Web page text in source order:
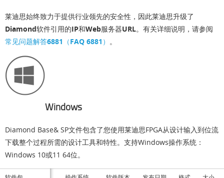
莱迪思始终致力于提供行业领先的安全性，因此莱迪思升级了
Diamond软件引用的IP和Web服务器URL。有关详细说明，请参阅
常见问题解答6881（FAQ 6881） 。
Windows
Diamond Base& SP文件包含了您使用莱迪思FPGA从设计输入到位流
下载整个过程所需的设计工具和特性。支持Windows操作系统：
Windows 10或11 64位。